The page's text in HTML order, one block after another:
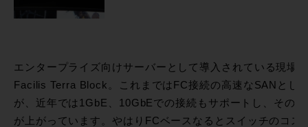
エンタープライズ向けサーバーとして導入されている現場
Facilis Terra Block。これまではFC接続の高速なSANとし
が、近年では1GbE、10GbEでの接続もサポートし、その
が上がっています。やはりFCベースなるとスイッチのコス